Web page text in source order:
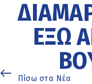
ΈΞΩ
Πίσω στα Νέα